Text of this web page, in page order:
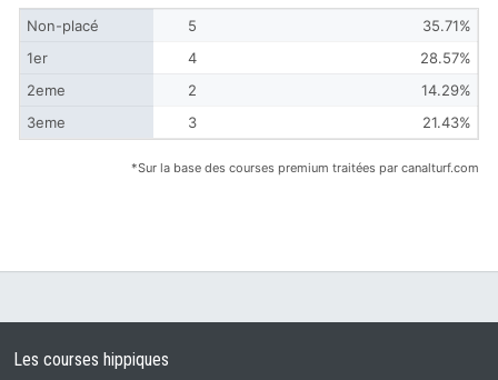
Non-placé 5
35.71%
1er
4
28.57%
2eme
2
14.29%
3eme
3 21.43%
*Sur la base des courses premium traitées par canalturf.com
Les courses hippiques